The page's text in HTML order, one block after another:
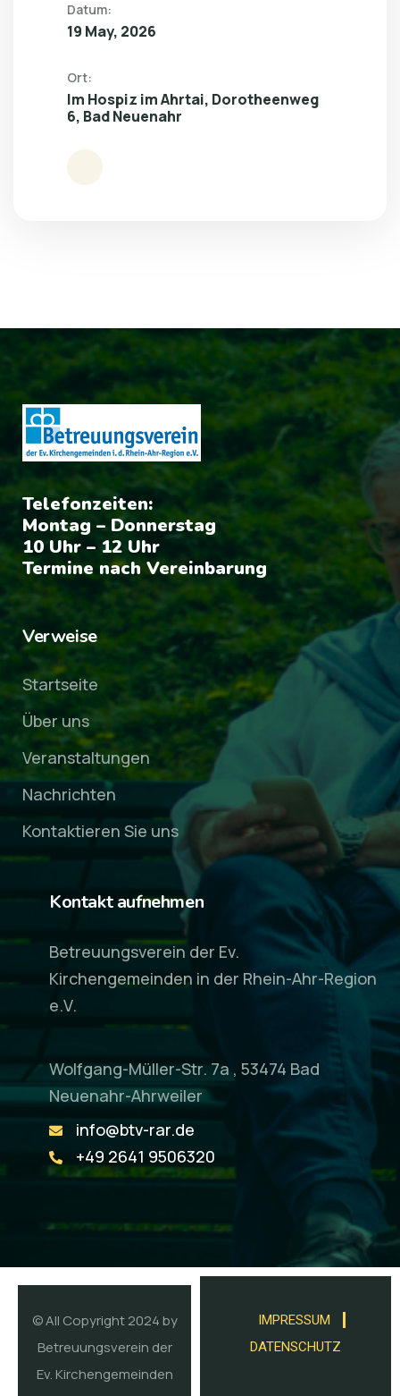
Datum:
19 May, 2026
Ort:
Im Hospiz im Ahrtai, Dorotheenweg
6, Bad Neuenahr
Telefonzeiten:
Montag – Donnerstag
10 Uhr – 12 Uhr
Termine nach Vereinbarung
Verweise
Startseite
Über uns
Veranstaltungen
Nachrichten
Kontaktieren Sie uns
Kontakt aufnehmen
Betreuungsverein der Ev.
Kirchengemeinden in der Rhein-Ahr-Region
e.V.
Wolfgang-Müller-Str. 7a , 53474 Bad
Neuenahr-Ahrweiler
info@btv-rar.de
+49 2641 9506320
© All Copyright 2024 by
Betreuungsverein der
Ev. Kirchengemeinden
IMPRESSUM
DATENSCHUTZ